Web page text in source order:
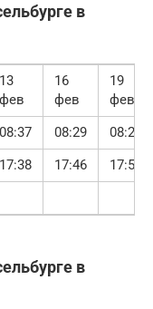
в
13
фев
16
фев
19
фев
08:37 08:29
08:21
17:38 17:46 17:54
в